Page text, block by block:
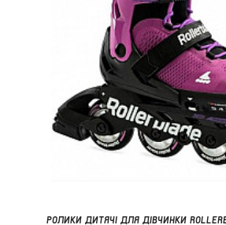
РОЛИКИ ДИТЯЧІ ДЛЯ ДІВЧИНКИ